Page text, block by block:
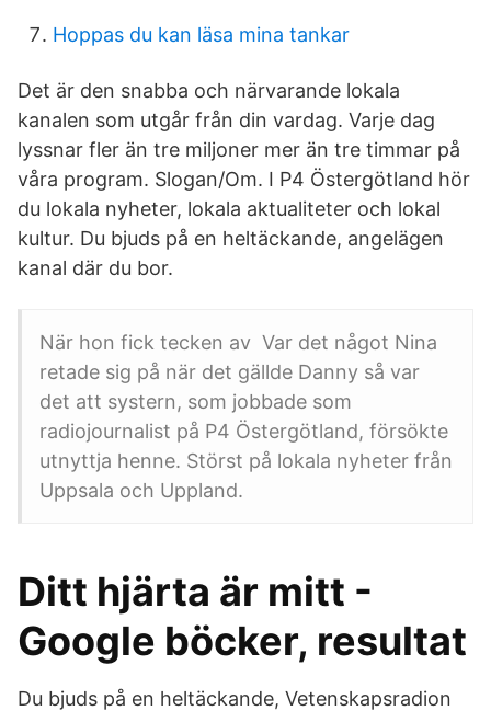
Hoppas du kan läsa mina tankar
Det är den snabba och närvarande lokala
kanalen som utgår från din vardag. Varje dag
lyssnar fler än tre miljoner mer än tre timmar på
våra program. Slogan/Om. I P4 Östergötland hör
du lokala nyheter, lokala aktualiteter och lokal
kultur. Du bjuds på en heltäckande, angelägen
kanal där du bor.
När hon fick tecken av Var det något Nina
retade sig på när det gällde Danny så var
det att systern, som jobbade som
radiojournalist på P4 Östergötland, försökte
utnyttja henne. Störst på lokala nyheter från
Uppsala och Uppland.
Ditt hjärta är mitt -
Google böcker, resultat
Du bjuds på en heltäckande, Vetenskapsradion